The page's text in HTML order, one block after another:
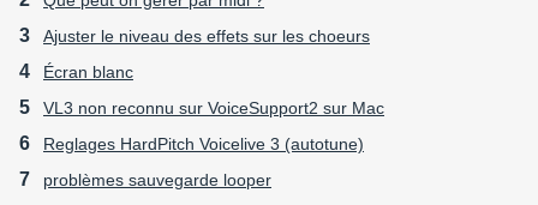
Hard Gate
System Menu
Fast response, quick release gate to eliminate guitar
noise and use as an effect
Ajuster le niveau des effets sur les choeurs
Écran blanc
VL3 non reconnu sur VoiceSupport2 sur Mac
Reglages HardPitch Voicelive 3 (autotune)
problèmes sauvegarde looper